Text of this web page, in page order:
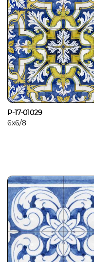
P-17-01029
6x6/8